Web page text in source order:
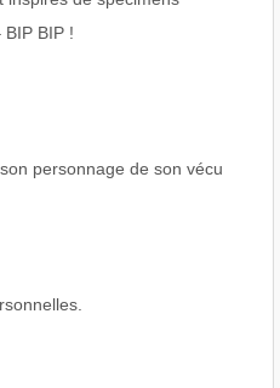
BIP !
personnage de son vécu